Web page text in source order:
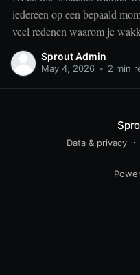
iedereen op een bepaald
veel redenen waarom je
het toilet moeten, je
slaap beïnvloeden. Dit is geen
Sprout Admin
May 4, 2026 • 2 min
Data & privacy